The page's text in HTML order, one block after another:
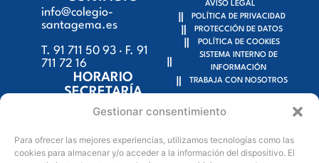
Gestionar consentimiento
Para ofrecer las mejores experiencias, utilizamos tecnologías como las
cookies para almacenar y/o acceder a la información del dispositivo. El
info@colegio-
santagema.es
T. 91 711 50 93 · F. 91
711 72 16
HORARIO
SECRETARÍA
9:15h – 18:00h
Tembleque, 50 bis
AVISO LEGAL
POLÍTICA DE PRIVACIDAD
PROTECCIÓN DE DATOS
POLÍTICA DE COOKIES
SISTEMA INTERNO DE
INFORMACIÓN
TRABAJA CON NOSOTROS